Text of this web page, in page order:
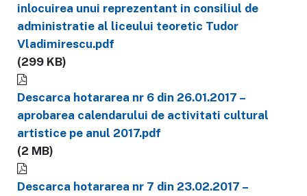
inlocuirea unui reprezentant in consiliul de
administratie al liceului teoretic Tudor
Vladimirescu.pdf
(299 KB)
Descarca hotararea nr 6 din 26.01.2017 –
aprobarea calendarului de activitati cultural
artistice pe anul 2017.pdf
(2 MB)
Descarca hotararea nr 7 din 23.02.2017 –